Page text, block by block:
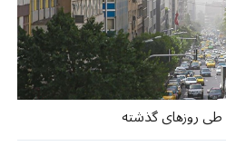
روزهای گذشته